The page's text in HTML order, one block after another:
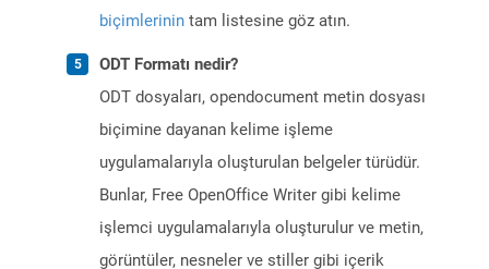
biçimlerinin tam listesine göz atın.
ODT Formatı nedir?
ODT dosyaları, opendocument metin dosyası
biçimine dayanan kelime işleme
uygulamalarıyla oluşturulan belgeler türüdür.
Bunlar, Free OpenOffice Writer gibi kelime
işlemci uygulamalarıyla oluşturulur ve metin,
görüntüler, nesneler ve stiller gibi içerik